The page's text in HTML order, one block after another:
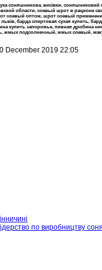
соняшникова, висівки,
области, соевый шрот в
оптом, шрот соевый
львів, барда спиртовая сухая
купить запорожье, пивная дробина
жмых подсолнечный, жмых соевый,
December 2019 22:05
по виробництву